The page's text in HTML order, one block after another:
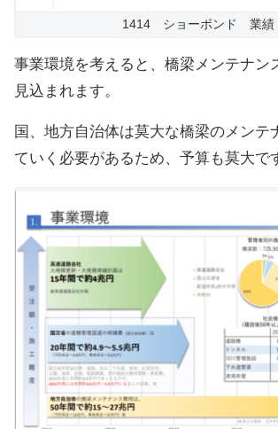
1414 ショーボンド 業績
事業環境を考えると、橋梁メンテナン
見込まれます。
国、地方自治体は莫大な橋梁のメンテ
ていく必要があるため、予算も莫大で